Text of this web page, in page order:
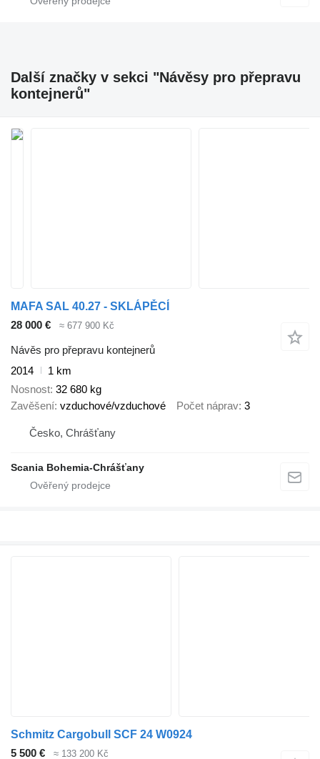
Další značky v sekci "Návěsy pro přepravu
kontejnerů"
MAFA SAL 40.27 - SKLÁPĚCÍ
28 000 €
≈ 677 900 Kč
Návěs pro přepravu kontejnerů
2014
1 km
Nosnost 32 680 kg
Zavěšení vzduchové/vzduchové Počet náprav 3
Česko, Chrášťany
Scania Bohemia-Chrášťany
Schmitz Cargobull SCF 24 W0924
5 500 €
≈ 133 200 Kč